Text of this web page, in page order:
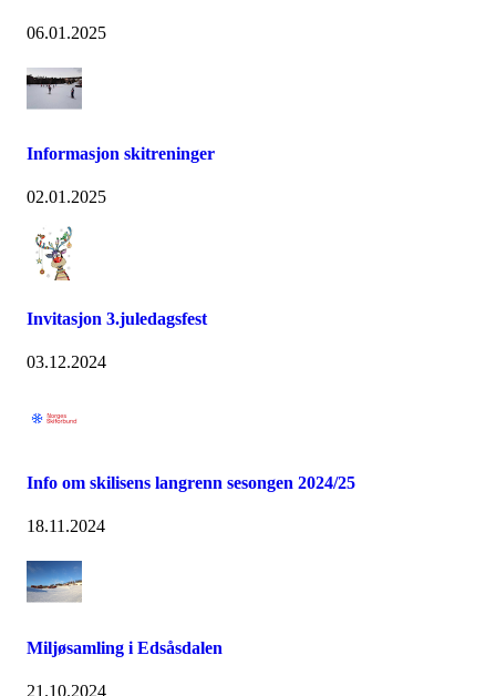
06.01.2025
Informasjon skitreninger
02.01.2025
Invitasjon 3.juledagsfest
03.12.2024
Info om skilisens langrenn sesongen 2024/25
18.11.2024
Miljøsamling i Edsåsdalen
21.10.2024